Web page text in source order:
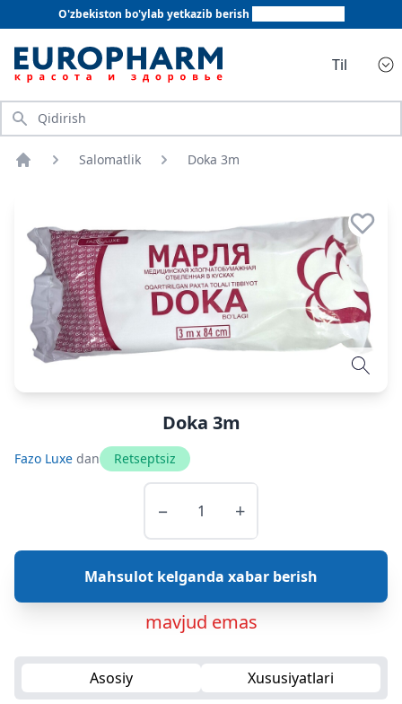
O'zbekiston bo'ylab yetkazib berish
Til
Qidirish
Salomatlik Doka 3m
Doka 3m
Fazo Luxe dan Retseptsiz
− +
Mahsulot kelganda xabar berish
mavjud emas
Asosiy Xususiyatlari